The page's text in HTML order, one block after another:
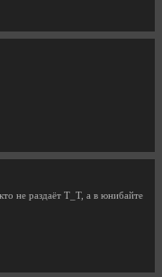
не раздаёт Т_Т, а в юнибайте